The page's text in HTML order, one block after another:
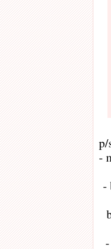
p/
-
-